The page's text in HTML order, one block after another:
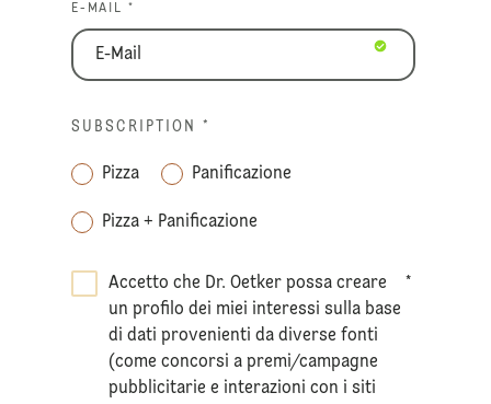
E-MAIL *
SUBSCRIPTION *
Pizza Panificazione
Pizza + Panificazione
Accetto che Dr. Oetker possa creare
un profilo dei miei interessi sulla base
di dati provenienti da diverse fonti
(come concorsi a premi/campagne
pubblicitarie e interazioni con i siti
*